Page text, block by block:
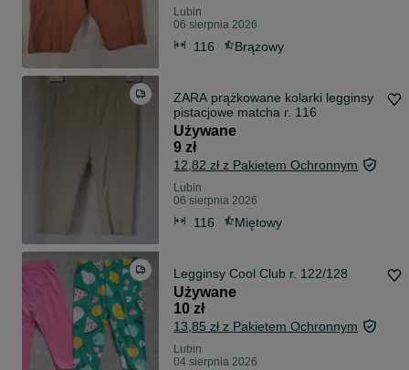
Lubin
06 sierpnia 2026
116 Brązowy
ZARA prążkowane kolarki legginsy
pistacjowe matcha r. 116
Używane
9 zł
12,82 zł z Pakietem Ochronnym
Lubin
06 sierpnia 2026
116 Miętowy
Legginsy Cool Club r. 122/128
Używane
10 zł
13,85 zł z Pakietem Ochronnym
Lubin
04 sierpnia 2026